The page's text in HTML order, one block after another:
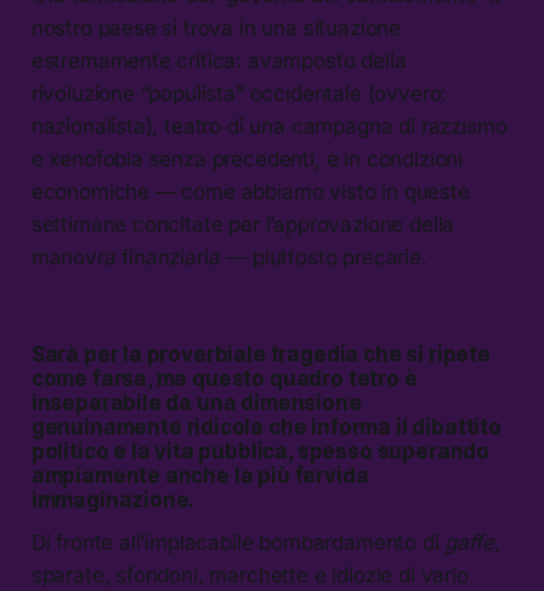
nostro paese si trova in una situazione
estremamente critica: avamposto della
rivoluzione “populista” occidentale (ovvero:
nazionalista), teatro di una campagna di razzismo
e xenofobia senza precedenti, e in condizioni
economiche — come abbiamo visto in queste
settimane concitate per l’approvazione della
manovra finanziaria — piuttosto precarie.
Sarà per la proverbiale tragedia che si ripete
come farsa, ma questo quadro tetro è
inseparabile da una dimensione
genuinamente ridicola che informa il dibattito
politico e la vita pubblica, spesso superando
ampiamente anche la più fervida
immaginazione.
Di fronte all’implacabile bombardamento di gaffe,
sparate, sfondoni, marchette e idiozie di vario